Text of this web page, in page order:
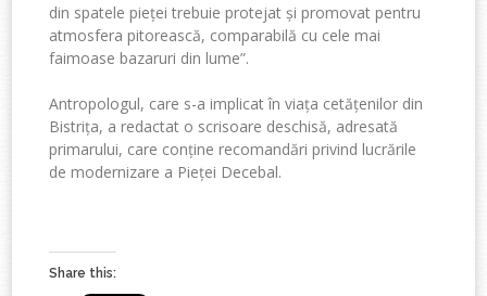
din spatele pieței trebuie protejat și promovat pentru
atmosfera pitorească, comparabilă cu cele mai
faimoase bazaruri din lume”.
Antropologul, care s-a implicat în viața cetățenilor din
Bistrița, a redactat o scrisoare deschisă, adresată
primarului, care conține recomandări privind lucrările
de modernizare a Pieței Decebal.
Share this: